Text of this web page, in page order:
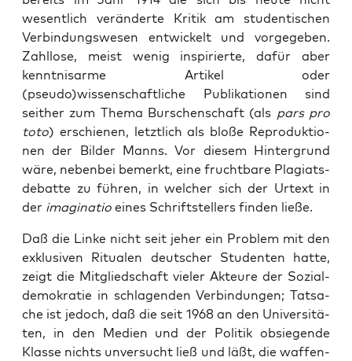
wesent­lich ver­än­der­te Kri­tik am stu­den­ti­schen
Ver­bin­dungs­we­sen ent­wi­ckelt und vor­ge­ge­ben.
Zahl­lo­se, meist wenig inspi­rier­te, dafür aber
kennt­nis­ar­me Arti­kel oder
(pseudo)wissenschaftliche Publi­ka­tio­nen sind
seit­her zum The­ma Bur­schen­schaft (als pars pro
toto) erschie­nen, letzt­lich als blo­ße Repro­duk­tio­
nen der Bil­der Manns. Vor die­sem Hin­ter­grund
wäre, neben­bei bemerkt, eine frucht­ba­re Pla­gi­ats­
de­bat­te zu füh­ren, in wel­cher sich der Urtext in
der ima­gi­na­tio eines Schrift­stel­lers fin­den ließe.
Daß die Lin­ke nicht seit jeher ein Pro­blem mit den
exklu­si­ven Ritua­len deut­scher Stu­den­ten hat­te,
zeigt die Mit­glied­schaft vie­ler Akteu­re der Sozi­al­
de­mo­kra­tie in schla­gen­den Ver­bin­dun­gen; Tat­sa­
che ist jedoch, daß die seit 1968 an den Uni­ver­si­tä­
ten, in den Medi­en und der Poli­tik obsie­gen­de
Klas­se nichts unver­sucht ließ und läßt, die waf­fen­